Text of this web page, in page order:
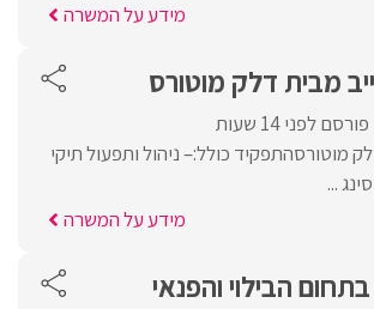
מידע על המשרה
מבית דלק מוטורס
פורסם לפני 14 שעות
מוטורסהתפקיד כולל:– ניהול ותפעול תיקי
...
מידע על המשרה
הבילוי והפנאי